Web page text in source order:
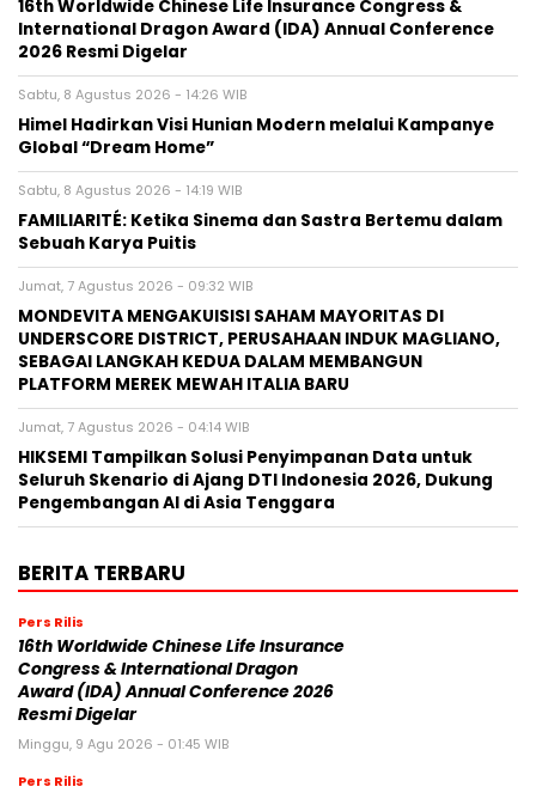
16th Worldwide Chinese Life Insurance Congress &
International Dragon Award (IDA) Annual Conference
2026 Resmi Digelar
Sabtu, 8 Agustus 2026 - 14:26 WIB
Himel Hadirkan Visi Hunian Modern melalui Kampanye
Global “Dream Home”
Sabtu, 8 Agustus 2026 - 14:19 WIB
FAMILIARITÉ: Ketika Sinema dan Sastra Bertemu dalam
Sebuah Karya Puitis
Jumat, 7 Agustus 2026 - 09:32 WIB
MONDEVITA MENGAKUISISI SAHAM MAYORITAS DI
UNDERSCORE DISTRICT, PERUSAHAAN INDUK MAGLIANO,
SEBAGAI LANGKAH KEDUA DALAM MEMBANGUN
PLATFORM MEREK MEWAH ITALIA BARU
Jumat, 7 Agustus 2026 - 04:14 WIB
HIKSEMI Tampilkan Solusi Penyimpanan Data untuk
Seluruh Skenario di Ajang DTI Indonesia 2026, Dukung
Pengembangan AI di Asia Tenggara
BERITA TERBARU
Pers Rilis
16th Worldwide Chinese Life Insurance
Congress & International Dragon
Award (IDA) Annual Conference 2026
Resmi Digelar
Minggu, 9 Agu 2026 - 01:45 WIB
Pers Rilis